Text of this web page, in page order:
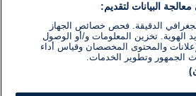
البيانات لتقديم:
الدقيقة. فحص خصائص الجهاز
تخزين المعلومات و/أو الوصول
والمحتوى المخصصان وقياس أداء
الجمهور وتطوير الخدمات.